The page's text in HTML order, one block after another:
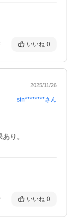
いいね 0
2025/11/26
sin********さん
り。
いいね 0